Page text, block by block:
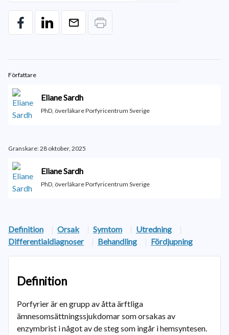
Författare
Eliane Sardh
PhD, överläkare Porfyricentrum Sverige
Granskare: 28 oktober, 2025
Eliane Sardh
PhD, överläkare Porfyricentrum Sverige
Definition | Orsak | Symtom | Utredning
|
Differentialdiagnoser
| Behandling | Fördjupning
Definition
Porfyrier är en grupp av åtta ärftliga
ämnesomsättningssjukdomar som orsakas av
enzymbrist i något av de steg som ingår i hemsyntesen.